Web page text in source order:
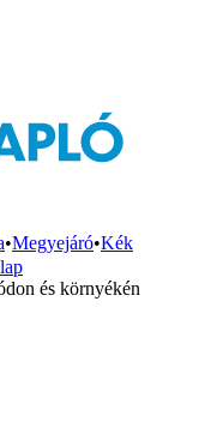
•Megyejáró•Kék
és környékén